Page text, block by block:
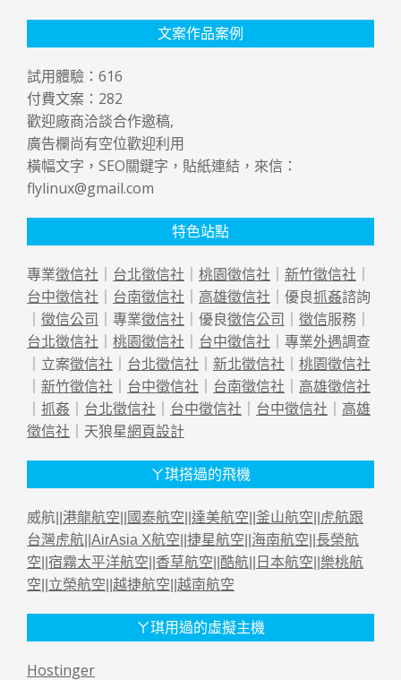
文案作品案例
試用體驗： 616
付費文案： 282
歡迎廠商洽談合作邀稿,
廣告欄尚有空位歡迎利用
橫幅文字，SEO關鍵字，貼紙連結，來信：
flylinux@gmail.com
特色站點
專業徵信社 ｜ 台北徵信社 ｜ 桃園徵信社 ｜ 新竹徵信社 ｜
台中徵信社 ｜ 台南徵信社 ｜ 高雄徵信社 ｜優良抓姦諮詢
｜ 徵信公司 ｜專業徵信社 ｜優良徵信公司 ｜ 徵信服務｜
台北徵信社 ｜ 桃園徵信社 ｜ 台中徵信社 ｜專業外遇調查
｜立案徵信社 ｜ 台北徵信社 ｜ 新北徵信社 ｜ 桃園徵信社
｜ 新竹徵信社 ｜ 台中徵信社 ｜ 台南徵信社 ｜ 高雄徵信社
｜ 抓姦 ｜ 台北徵信社 ｜ 台中徵信社 ｜ 台中徵信社 ｜ 高雄
徵信社 ｜天狼星網頁設計
ㄚ琪搭過的飛機
威航|| 港龍航空 國泰航空 達美航空 釜山航空
虎航跟
台灣虎航 AirAsia X航空 捷星航空 海南航空 長榮航
空 宿霧太平洋航空 香草航空 酷航 日本航空 樂桃航
空 立榮航空 越捷航空 越南航空
ㄚ琪用過的虛擬主機
Hostinger